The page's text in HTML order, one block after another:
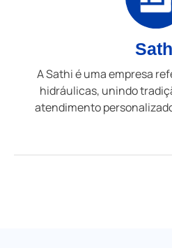
A Sathi é uma empresa
hidráulicas, unindo
atendimento